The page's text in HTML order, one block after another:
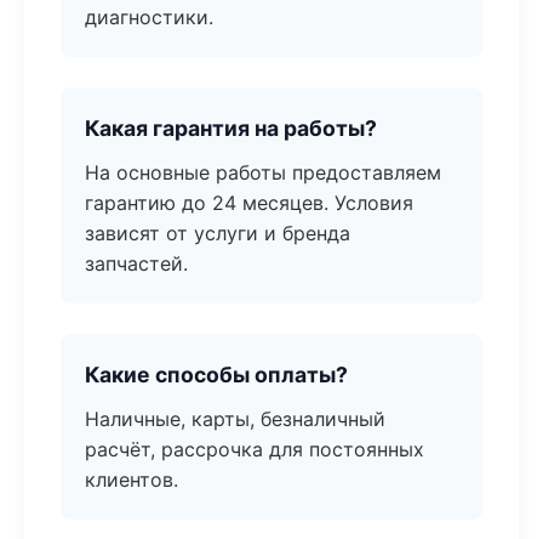
диагностики.
Какая гарантия на работы?
На основные работы предоставляем
гарантию до 24 месяцев. Условия
зависят от услуги и бренда
запчастей.
Какие способы оплаты?
Наличные, карты, безналичный
расчёт, рассрочка для постоянных
клиентов.